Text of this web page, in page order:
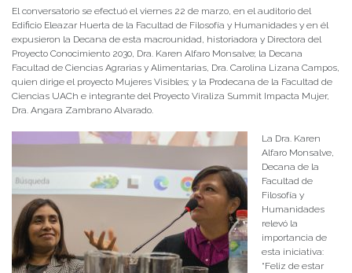
El conversatorio se efectuó el viernes 22 de marzo, en el auditorio del
Edificio Eleazar Huerta de la Facultad de Filosofía y Humanidades y en él
expusieron la Decana de esta macrounidad, historiadora y Directora del
Proyecto Conocimiento 2030, Dra. Karen Alfaro Monsalve; la Decana
Facultad de Ciencias Agrarias y Alimentarias, Dra. Carolina Lizana Campos,
quien dirige el proyecto Mujeres Visibles; y la Prodecana de la Facultad de
Ciencias UACh e integrante del Proyecto Viraliza Summit Impacta Mujer,
Dra. Angara Zambrano Alvarado.
La Dra. Karen
Alfaro Monsalve,
Decana de la
Facultad de
Filosofía y
Humanidades
relevó la
importancia de
esta iniciativa:
“Feliz de estar